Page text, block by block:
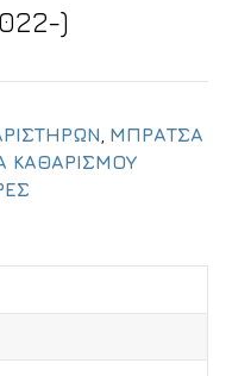
)
ΜΠΡΑΤΣΑ
ΚΑΘΑΡΙΣΜΟΥ